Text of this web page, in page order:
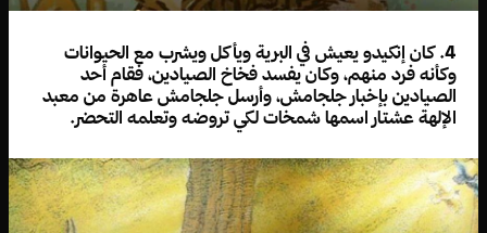
4. كان إنكيدو يعيش في البرية ويأكل ويشرب مع الحيوانات
وكأنه فرد منهم، وكان يفسد فخاخ الصيادين، فقام أحد
الصيادين بإخبار جلجامش، وأرسل جلجامش عاهرة من معبد
الإلهة عشتار اسمها شمخات لكي تروضه وتعلمه التحضر.